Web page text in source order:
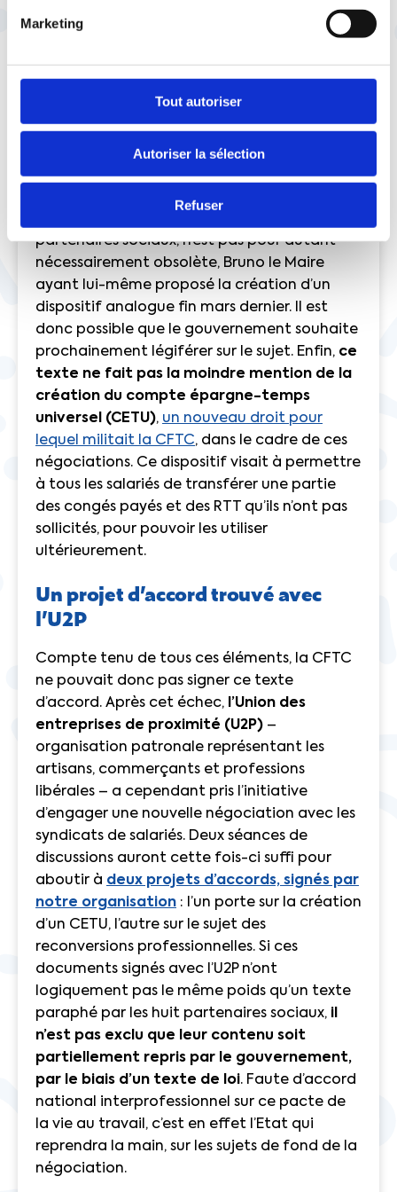
Marketing
Tout autoriser
Autoriser la sélection
Refuser
Néanmoins, le projet d’accord ne prévoit, là
encore, aucune contribution obligatoire de
l’entreprise, afin de participer au
mentionne plutôt la possibilité de voir le
maintien total ou partiel de la rémunération
du sénior financé…par lui-même, via une
ponction sur sa future indemnité de départ
en retraite. Le temps partiel de fin de
partenaires sociaux, n’est pas pour autant
nécessairement obsolète, Bruno le Maire
ayant lui-même proposé la création d’un
dispositif analogue fin mars dernier. Il est
donc possible que le gouvernement souhaite
prochainement légiférer sur le sujet. Enfin, ce
texte ne fait pas la moindre mention de la
création du compte épargne-temps
universel (CETU), un nouveau droit pour
lequel militait la CFTC, dans le cadre de ces
négociations. Ce dispositif visait à permettre
à tous les salariés de transférer une partie
des congés payés et des RTT qu’ils n’ont pas
sollicités, pour pouvoir les utiliser
ultérieurement.
Un projet d’accord trouvé avec
l’U2P
Compte tenu de tous ces éléments, la CFTC
ne pouvait donc pas signer ce texte
d’accord. Après cet échec, l’Union des
entreprises de proximité (U2P) –
organisation patronale représentant les
artisans, commerçants et professions
libérales – a cependant pris l’initiative
d’engager une nouvelle négociation avec les
syndicats de salariés. Deux séances de
discussions auront cette fois-ci suffi pour
aboutir à deux projets d’accords, signés par
notre organisation : l’un porte sur la création
d’un CETU, l’autre sur le sujet des
reconversions professionnelles. Si ces
documents signés avec l’U2P n’ont
logiquement pas le même poids qu’un texte
paraphé par les huit partenaires sociaux, il
n’est pas exclu que leur contenu soit
partiellement repris par le gouvernement,
par le biais d’un texte de loi. Faute d’accord
national interprofessionnel sur ce pacte de
la vie au travail, c’est en effet l’Etat qui
reprendra la main, sur les sujets de fond de la
négociation.